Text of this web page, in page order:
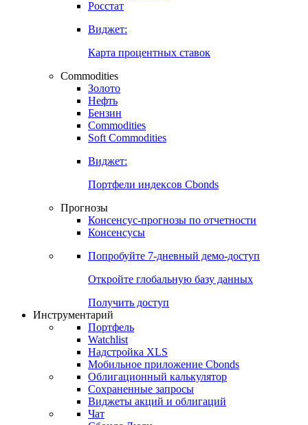
Страницы стран
Росстат
Виджет:
Карта процентных ставок
Commodities
Золото
Бензин
Soft Commodities
Виджет:
Портфели индексов Cbonds
Прогнозы
Консенсусы
Попробуйте7-дневный
Откройте глобальную базу данных
Получить доступ
Инструментарий
Портфель
Watchlist
Надстройка XLS
Мобильное приложение Cbonds